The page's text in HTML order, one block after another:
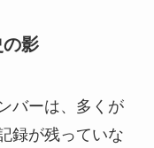
影
バーは、多くが
録が残っていな